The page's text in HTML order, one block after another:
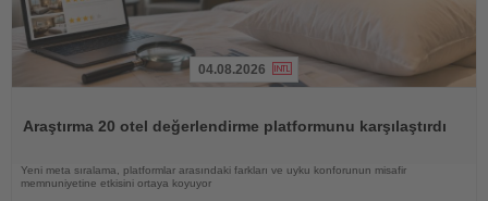
04.08.2026
Araştırma 20 otel değerlendirme platformunu karşılaştırdı
Yeni meta sıralama, platformlar arasındaki farkları ve uyku konforunun misafir
memnuniyetine etkisini ortaya koyuyor